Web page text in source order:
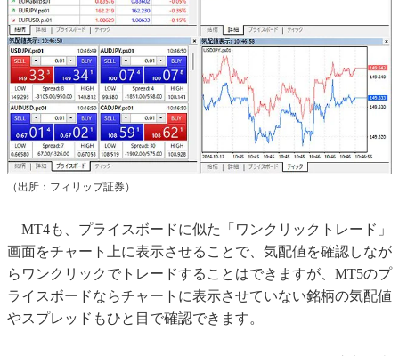
（出所：フィリップ証券）
MT4も、プライスボードに似た「ワンクリックトレード」
画面をチャート上に表示させることで、気配値を確認しなが
らワンクリックでトレードすることはできますが、MT5のプ
ライスボードならチャートに表示させていない銘柄の気配値
やスプレッドもひと目で確認できます。